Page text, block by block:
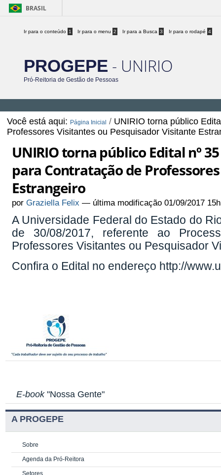
BRASIL
Ir para o conteúdo 1 Ir para o menu 2 Ir para a Busca 3 Ir para o rodapé 4
PROGEPE - UNIRIO
Pró-Reitoria de Gestão de Pessoas
Você está aqui: Página Inicial / UNIRIO torna público
Professores Visitantes ou Pesquisador Visitante
UNIRIO torna público Edital nº
para Contratação de
Estrangeiro
porGraziella Felix — última modificação 01/09/2017
A Universidade Federal do Estado do
de 30/08/2017, referente ao
Professores Visitantes ou Pesquisador
Confira o Edital no endereço http://
E-book"Nossa Gente"
A PROGEPE
Sobre
Agenda da Pró-Reitora